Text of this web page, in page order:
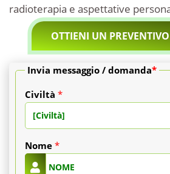
radioterapia e aspettative
OTTIENI UN
Invia messaggio / domanda*
Civiltà *
[Civiltà]
Nome *